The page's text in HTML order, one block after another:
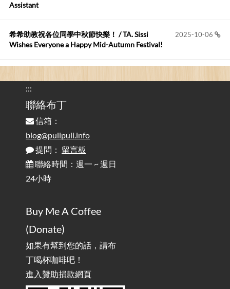
您好,首先肯定感謝您造福許多莘莘學子。有...
Assistant
2025-10-06
希希助教祝各位同學中秋節快樂！ / TA. Sissi
Wishes Everyone a Happy Mid-Autumn Festival!
為何桌前打字總是腰痠背痛？桌子高度和螢幕高度
對人體工學的影響 / The Effect of Desk and Monitor Height on
Ergonomics: Why Does Typing at a Desk Often Lead to Back Pain?
行動網路無法連線？三星手機簡易解決方案
/ Mobile Network Not Connecting? Easy Solutions for Samsung
實作相容OpenAI API，但背後不是OpenAI的API服
務 / Implementing OpenAI API-Compatible Services, But Not
Powered by OpenAI
雜談：生活小技巧之用魔鬼氈避免機車鑰匙脫落吧
/ Talk: Use Velcro to Prevent Your Motorcycle Key From Falling
:::
聯絡布丁
信箱：
blog@pulipuli.info
提問： 留言板
聯絡時間：週一 ~ 週日
24小時
Buy Me A Coffee
(Donate)
如果有幫到您的話，請布
丁喝杯咖啡吧！
進入贊助捐款網頁